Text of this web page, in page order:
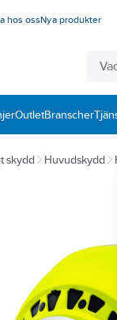
hos ossNya produkter
OutletBranscher
skydd Huvudskydd